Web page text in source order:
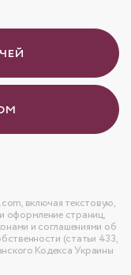
включая текстовую,
оформление страниц,
и соглашениями об
(статьи 433,
Кодекса Украины